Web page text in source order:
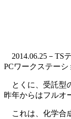
2014.06.25－TS
PCワークステー
とくに、受託型
昨年からはフルオ
これは、化学合